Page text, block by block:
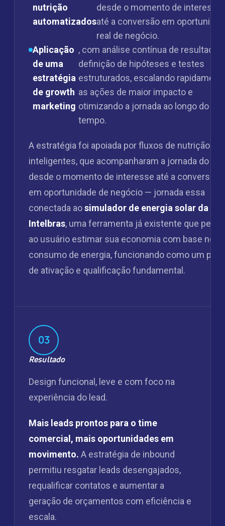
nutrição
automatizados
desde o momento de interesse
até a conversão em
real de negócio.
Aplicação
de uma
estratégia
de growth
marketing
, com análise contínua de resultados,
definição de hipóteses e testes
estruturados, escalando
as ações de maior impacto e
otimizando a jornada ao longo do
tempo.
A estratégia foi apoiada por fluxos de nutrição
inteligentes, que acompanharam a jornada do
desde o momento de interesse até a conversão
em oportunidade de negócio — jornada essa
conectada aosimulador de energia solar da
Intelbras, uma ferramenta já existente que
ao usuário estimar sua economia com base no
consumo de energia, funcionando como um
de ativação e qualificação fundamental.
03
Resultado
Design funcional, leve e com foco na
experiência do lead.
Mais leads prontos para o time
comercial, mais oportunidades em
movimento. A estratégia de inbound
permitiu resgatar leads desengajados,
requalificar contatos e aumentar a
geração de orçamentos com eficiência e
escala.